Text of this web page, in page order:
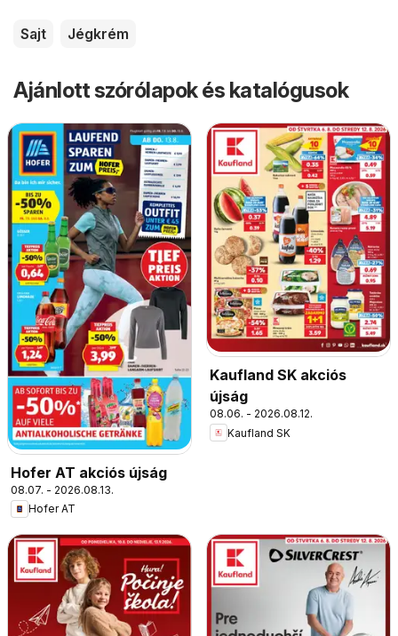
Sajt Jégkrém
Ajánlott szórólapok és katalógusok
Hofer AT akciós újság
08.07. - 2026.08.13.
Hofer AT
Kaufland SK akciós
újság
08.06. - 2026.08.12.
Kaufland SK